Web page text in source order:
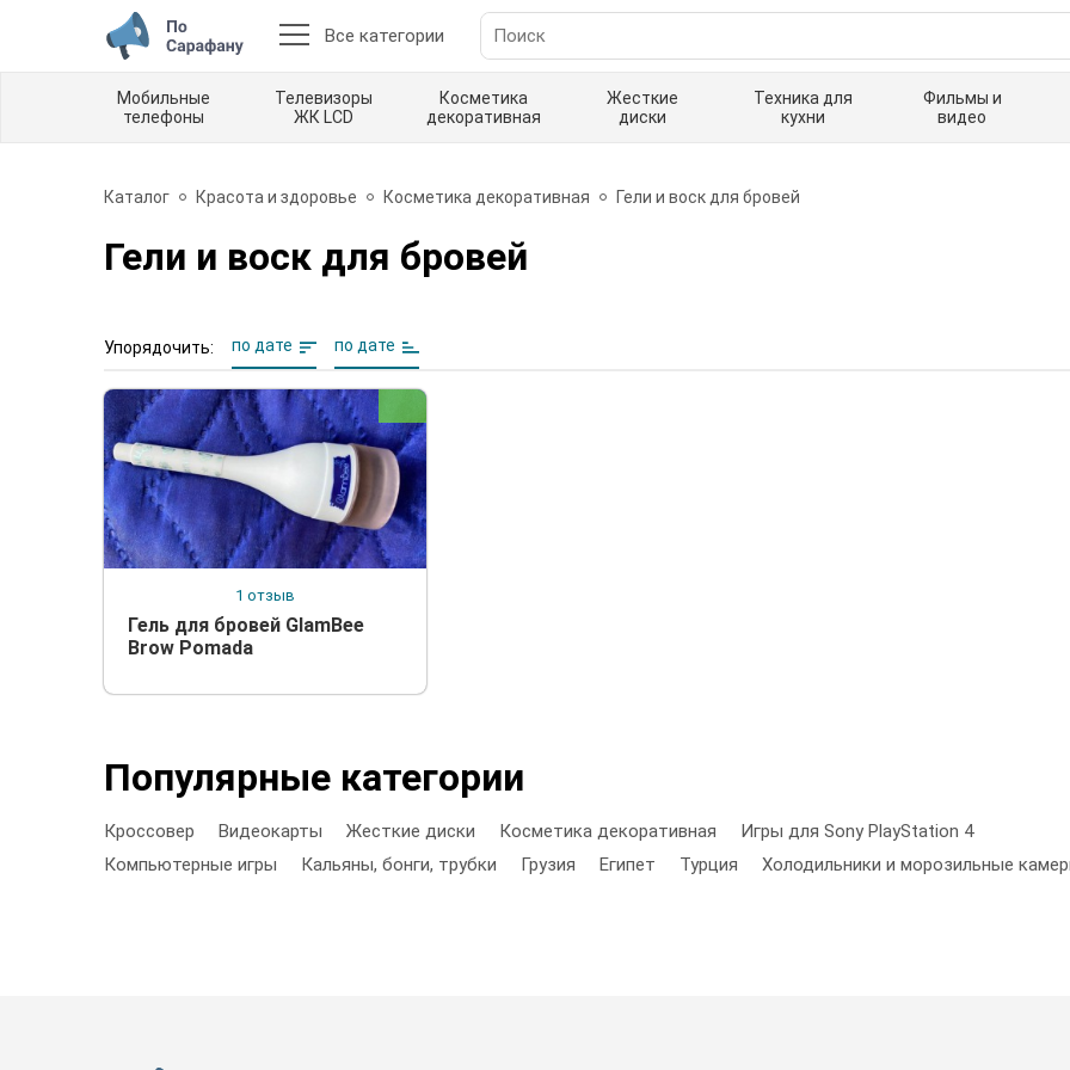
Все категории
Мобильные
телефоны
Телевизоры
ЖК LCD
Косметика
декоративная
Жесткие
диски
Техника для
кухни
Фильмы и
видео
Каталог Красота и здоровье Косметика декоративная Гели и воск для бровей
Гели и воск для бровей
Упорядочить: по дате по дате
1 отзыв
Гель для бровей GlamBee
Brow Pomada
Популярные категории
Кроссовер Видеокарты Жесткие диски Косметика декоративная
Игры для Sony PlayStation 4
Компьютерные игры
Кальяны, бонги, трубки Грузия Египет Турция Холодильники и морозильные